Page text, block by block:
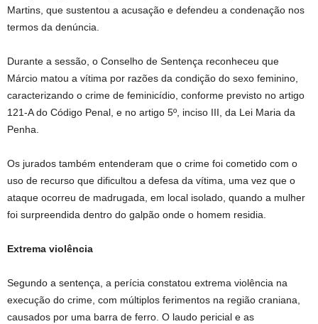
Martins, que sustentou a acusação e defendeu a condenação nos
termos da denúncia.
Durante a sessão, o Conselho de Sentença reconheceu que
Márcio matou a vítima por razões da condição do sexo feminino,
caracterizando o crime de feminicídio, conforme previsto no artigo
121-A do Código Penal, e no artigo 5º, inciso III, da Lei Maria da
Penha.
Os jurados também entenderam que o crime foi cometido com o
uso de recurso que dificultou a defesa da vítima, uma vez que o
ataque ocorreu de madrugada, em local isolado, quando a mulher
foi surpreendida dentro do galpão onde o homem residia.
Extrema violência
Segundo a sentença, a perícia constatou extrema violência na
execução do crime, com múltiplos ferimentos na região craniana,
causados por uma barra de ferro. O laudo pericial e as